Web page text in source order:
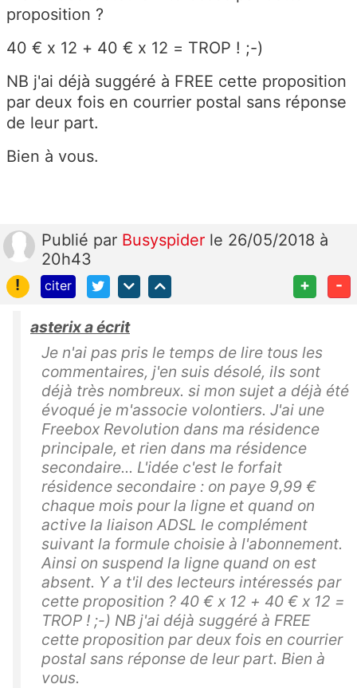
proposition ?
40 € x 12 + 40 € x 12 = TROP ! ;-)
NB j'ai déjà suggéré à FREE cette proposition
par deux fois en courrier postal sans réponse
de leur part.
Bien à vous.
Publié par Busyspider le 26/05/2018 à
20h43
!
citer + -
asterix a écrit
Je n'ai pas pris le temps de lire tous les
commentaires, j'en suis désolé, ils sont
déjà très nombreux. si mon sujet a déjà été
évoqué je m'associe volontiers. J'ai une
Freebox Revolution dans ma résidence
principale, et rien dans ma résidence
secondaire... L'idée c'est le forfait
résidence secondaire : on paye 9,99 €
chaque mois pour la ligne et quand on
active la liaison ADSL le complément
suivant la formule choisie à l'abonnement.
Ainsi on suspend la ligne quand on est
absent. Y a t'il des lecteurs intéressés par
cette proposition ? 40 € x 12 + 40 € x 12 =
TROP ! ;-) NB j'ai déjà suggéré à FREE
cette proposition par deux fois en courrier
postal sans réponse de leur part. Bien à
vous.